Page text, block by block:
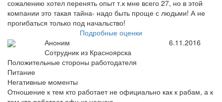
сожалению хотел перенять опыт т.к мне всего 27, но в этой
компании это такая тайна- надо быть проще с людьми! А не
прогибаться только под начальство!
Подробные оценки
Аноним
Сотрудник из Красноярска
6.11.2016
Положительные стороны работодателя
Питание
Негативные моменты
Отношение к тем кто работает не официально как к рабам, а к